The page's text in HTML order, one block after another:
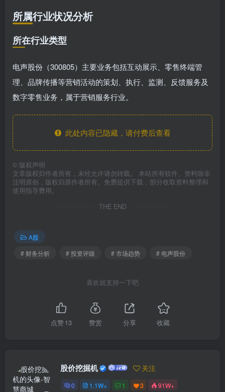
所属行业状况分析
所在行业类型
电声股份（300805）主要业务包括互动展示、零售终端管
理、品牌传播等营销活动的策划、执行、监测、反馈服务及
数字零售业务，属于营销服务行业。
此处内容已隐藏，请付费后查看
© 版权声明
文章版权归作者所有，未经允许请勿转载。 本站所有软件、资料除非
注明原创，版权归原作者所有。免费提供下载，部分收取资料整理和
使用指导费用。
THE END
A股
# 财务分析
# 投资评级 # 市场趋势 # 电声股份
喜欢就支持一下吧
点赞13 赞赏 分享 收藏
股价挖掘机 关注
0 1.1W+ 1 3 91W+